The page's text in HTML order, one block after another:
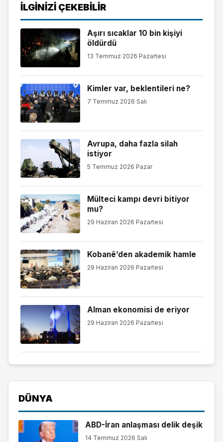
İLGINIZI ÇEKEBILIR
Aşırı sıcaklar 10 bin kişiyi
öldürdü
13 Temmuz 2026 Pazartesi
Kimler var, beklentileri ne?
7 Temmuz 2026 Salı
Avrupa, daha fazla silah
istiyor
5 Temmuz 2026 Pazar
Mülteci kampı devri bitiyor
mu?
29 Haziran 2026 Pazartesi
Kobanê’den akademik hamle
29 Haziran 2026 Pazartesi
Alman ekonomisi de eriyor
29 Haziran 2026 Pazartesi
DÜNYA
ABD-İran anlaşması delik deşik
14 Temmuz 2026 Salı